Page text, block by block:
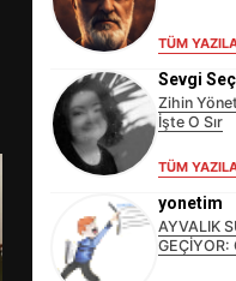
TÜM
Sevgi
Zihin
İşte O Sır
TÜM
yonetim
AYVALIK
GEÇİYOR: